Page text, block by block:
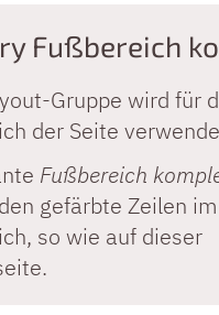
Fußbereich
Gruppe wird für
der Seite
Fußbereich
gefärbte Zeilen im
so wie auf dieser